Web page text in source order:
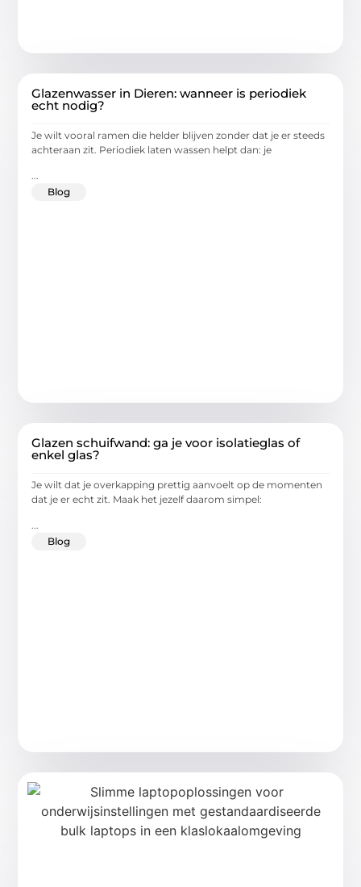
Glazenwasser in Dieren: wanneer is periodiek
echt nodig?
Je wilt vooral ramen die helder blijven zonder dat je er steeds
achteraan zit. Periodiek laten wassen helpt dan: je
Blog
Glazen schuifwand: ga je voor isolatieglas of
enkel glas?
Je wilt dat je overkapping prettig aanvoelt op de momenten
dat je er echt zit. Maak het jezelf daarom simpel:
...
Blog